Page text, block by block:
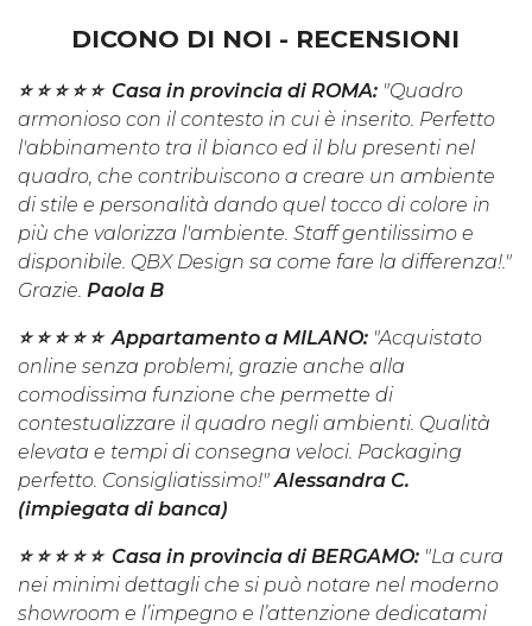
DICONO DI NOI - RECENSIONI
⭐️ ⭐️ ⭐️ ⭐️ ⭐️ Casa in provincia di ROMA: "Quadro
armonioso con il contesto in cui è inserito. Perfetto
l'abbinamento tra il bianco ed il blu presenti nel
quadro, che contribuiscono a creare un ambiente
di stile e personalità dando quel tocco di colore in
più che valorizza l'ambiente. Staff gentilissimo e
disponibile. QBX Design sa come fare la differenza!."
Grazie. Paola B
⭐️ ⭐️ ⭐️ ⭐️ ⭐️ Appartamento a MILANO: "Acquistato
online senza problemi, grazie anche alla
comodissima funzione che permette di
contestualizzare il quadro negli ambienti. Qualità
elevata e tempi di consegna veloci. Packaging
perfetto. Consigliatissimo!"Alessandra C.
(impiegata di banca)
⭐️ ⭐️ ⭐️ ⭐️ ⭐️ Casa in provincia di BERGAMO: "La cura
nei minimi dettagli che si può notare nel moderno
showroom e l’impegno e l’attenzione dedicatami